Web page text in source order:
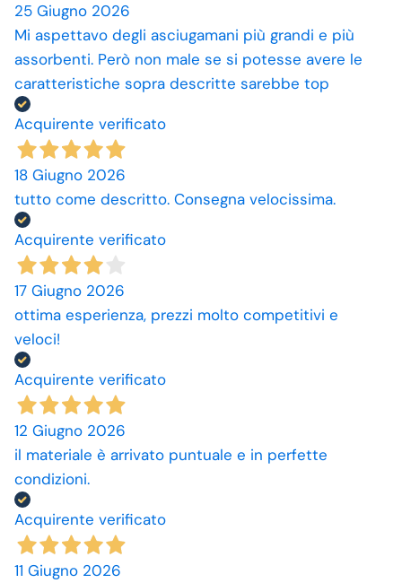
25 Giugno 2026
Mi aspettavo degli asciugamani più grandi e più
assorbenti. Però non male se si potesse avere le
caratteristiche sopra descritte sarebbe top
Acquirente verificato
18 Giugno 2026
tutto come descritto. Consegna velocissima.
Acquirente verificato
17 Giugno 2026
ottima esperienza, prezzi molto competitivi e
veloci!
Acquirente verificato
12 Giugno 2026
il materiale è arrivato puntuale e in perfette
condizioni.
Acquirente verificato
11 Giugno 2026